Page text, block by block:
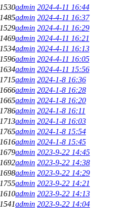
1530admin 2024-4-11 16:44
1485admin 2024-4-11 16:37
1529admin 2024-4-11 16:29
1469admin 2024-4-11 16:21
1534admin 2024-4-11 16:13
1596admin 2024-4-11 16:05
1634admin 2024-4-11 15:56
1715admin 2024-1-8 16:36
1666admin 2024-1-8 16:28
1665admin 2024-1-8 16:20
1786admin 2024-1-8 16:11
1713admin 2024-1-8 16:03
1765admin 2024-1-8 15:54
1616admin 2024-1-8 15:45
1679admin 2023-9-22 14:45
1692admin 2023-9-22 14:38
1698admin 2023-9-22 14:29
1755admin 2023-9-22 14:21
1610admin 2023-9-22 14:13
1541admin 2023-9-22 14:04